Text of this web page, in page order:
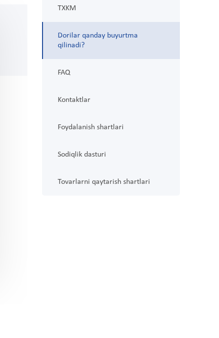
TXKM
Dorilar qanday buyurtma
qilinadi?
FAQ
Kontaktlar
Foydalanish shartlari
Sodiqlik dasturi
Tovarlarni qaytarish shartlari